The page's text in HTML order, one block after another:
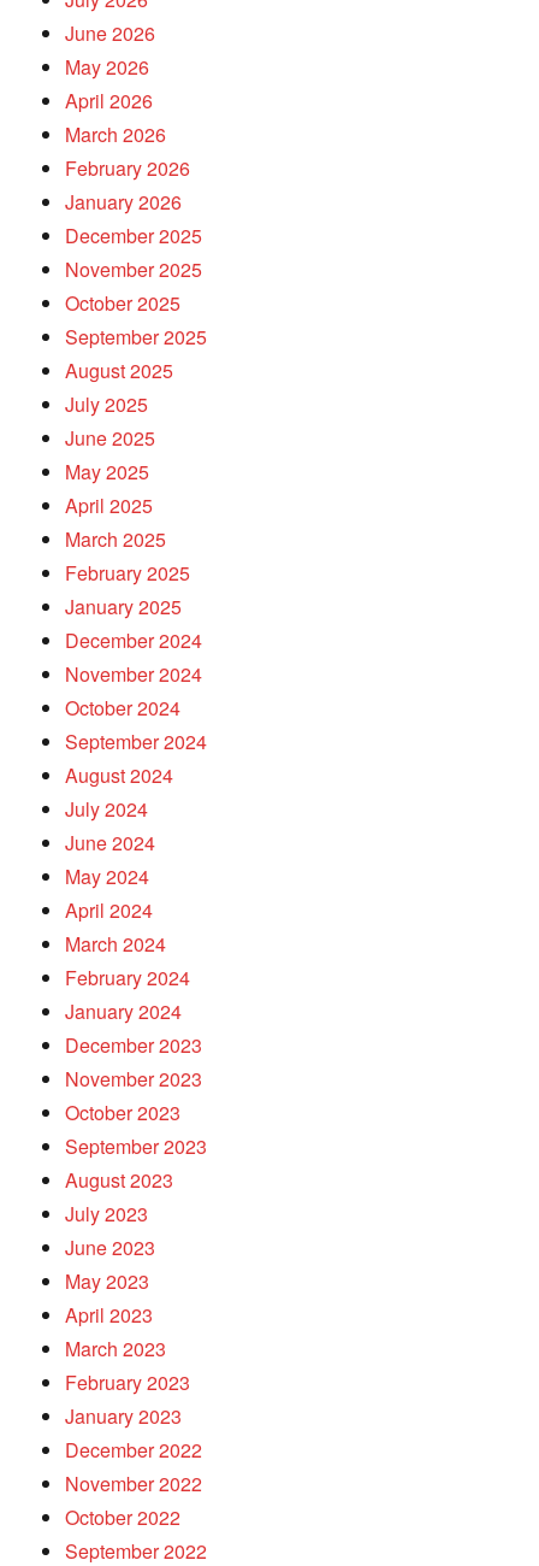
June 2026
May 2026
April 2026
March 2026
February 2026
January 2026
December 2025
November 2025
October 2025
September 2025
August 2025
July 2025
June 2025
May 2025
April 2025
March 2025
February 2025
January 2025
December 2024
November 2024
October 2024
September 2024
August 2024
July 2024
June 2024
May 2024
April 2024
March 2024
February 2024
January 2024
December 2023
November 2023
October 2023
September 2023
August 2023
July 2023
June 2023
May 2023
April 2023
March 2023
February 2023
January 2023
December 2022
November 2022
October 2022
September 2022